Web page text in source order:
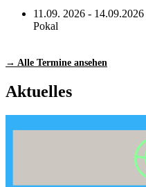
11.09. 2026 - 14.09.2026
Pokal
→ Alle Termine ansehen
Aktuelles